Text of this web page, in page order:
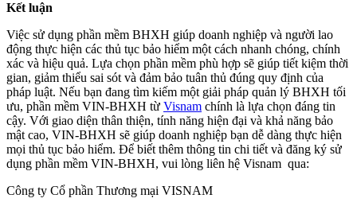
Kết luận
Việc sử dụng phần mềm BHXH giúp doanh nghiệp và người lao
động thực hiện các thủ tục bảo hiểm một cách nhanh chóng, chính
xác và hiệu quả. Lựa chọn phần mềm phù hợp sẽ giúp tiết kiệm thời
gian, giảm thiểu sai sót và đảm bảo tuân thủ đúng quy định của
pháp luật. Nếu bạn đang tìm kiếm một giải pháp quản lý BHXH tối
ưu, phần mềm VIN-BHXH từ Visnam chính là lựa chọn đáng tin
cậy. Với giao diện thân thiện, tính năng hiện đại và khả năng bảo
mật cao, VIN-BHXH sẽ giúp doanh nghiệp bạn dễ dàng thực hiện
mọi thủ tục bảo hiểm. Để biết thêm thông tin chi tiết và đăng ký sử
dụng phần mềm VIN-BHXH, vui lòng liên hệ Visnam qua:
Công ty Cổ phần Thương mại VISNAM